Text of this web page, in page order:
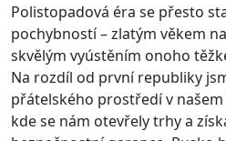
Polistopadová éra se přesto
pochybností – zlatým věkem
skvělým vyústěním onoho
Na rozdíl od první republiky
přátelského prostředí v
kde se nám otevřely trhy a